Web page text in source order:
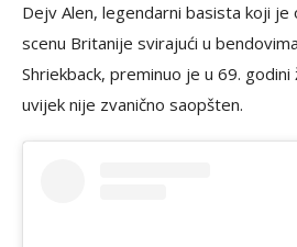
Dejv Alen, legendarni basista koji
scenu Britanije svirajući u
Shriekback, preminuo je u 69.
uvijek nije zvanično saopšten.